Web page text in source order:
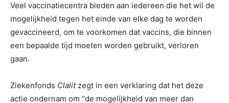
Veel vaccinatiecentra bieden aan iedereen die het wil de
mogelijkheid tegen het einde van elke dag te worden
gevaccineerd, om te voorkomen dat vaccins, die binnen
een bepaalde tijd moeten worden gebruikt, verloren
gaan.
Ziekenfonds Clalitzegt in een verklaring dat het deze
actie ondernam om “de mogelijkheid van meer dan